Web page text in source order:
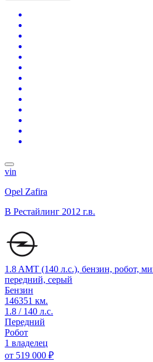
vin
Opel Zafira
B Рестайлинг 2012 г.в.
1.8 AMT (140 л.с.), бензин, робот,
передний, серый
Бензин
146351 км.
1.8 / 140 л.с.
Передний
Робот
1 владелец
от 519 000 ₽